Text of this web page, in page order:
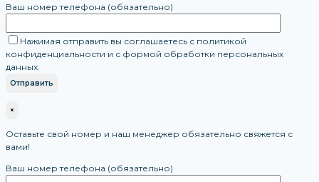
Ваш номер телефона (обязательно)
Нажимая отправить вы соглашаетесь с политикой
конфиденциальности и с формой обработки персональных
данных.
×
Оставьте свой номер и наш менеджер обязательно свяжется с
вами!
Ваш номер телефона (обязательно)